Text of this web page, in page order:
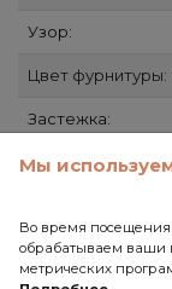
Узор:
Цвет фурнитуры:
Застежка:
Самовывоз
СДЭК
Мы
Во время посещения
обрабатываем ваши
метрических